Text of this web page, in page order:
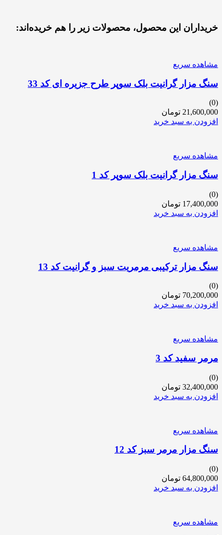
خریداران این محصول، محصولات زیر را هم خریده‌اند:
مشاهده سریع
سنگ مزار گرانیت بلک سوپر طرح جزیره ای کد 33
(0)
21,600,000 تومان
افزودن به سبد خرید
مشاهده سریع
سنگ مزار گرانیت بلک سوپر کد 1
(0)
17,400,000 تومان
افزودن به سبد خرید
مشاهده سریع
سنگ مزار ترکیبی مرمریت سبز و گرانیت کد 13
(0)
70,200,000 تومان
افزودن به سبد خرید
مشاهده سریع
مرمر سفید کد 3
(0)
32,400,000 تومان
افزودن به سبد خرید
مشاهده سریع
سنگ مزار مرمر سبز کد 12
(0)
64,800,000 تومان
افزودن به سبد خرید
مشاهده سریع